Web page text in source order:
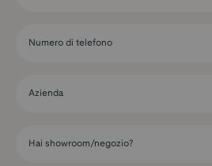
Numero di telefono
Azienda
Hai showroom/negozio?